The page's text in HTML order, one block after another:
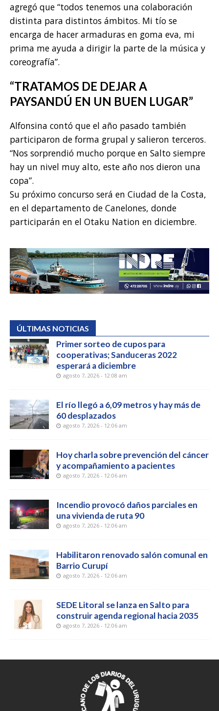
agregó que “todos tenemos una colaboración
distinta para distintos ámbitos. Mi tío se
encarga de hacer armaduras en goma eva, mi
prima me ayuda a dirigir la parte de la música y
coreografía”.
“TRATAMOS DE DEJAR A
PAYSANDÚ EN UN BUEN LUGAR”
Alfonsina contó que el año pasado también
participaron de forma grupal y salieron terceros.
“Nos sorprendió mucho porque en Salto siempre
hay un nivel muy alto, este año nos dieron una
copa”.
Su próximo concurso será en Ciudad de la Costa,
en el departamento de Canelones, donde
participarán en el Otaku Nation en diciembre.
ÚLTIMAS NOTICIAS
Primer sorteo de cupos para
cooperativas; Sanduceras 2022
esperará a diciembre
agosto 7, 2026 - 12:08 am
El río llegó a 6,09 metros y hay más de
60 desplazados
agosto 7, 2026 - 12:06 am
Hoy charla sobre prevención del cáncer
y acompañamiento a pacientes
agosto 7, 2026 - 12:06 am
Incendio provocó daños parciales en
una vivienda de ruta 90
agosto 7, 2026 - 12:06 am
Habilitaron renovado salón comunal en
Barrio Curupí
agosto 7, 2026 - 12:06 am
SEDE Litoral se lanza en Salto para
construir agenda regional hacia 2035
agosto 7, 2026 - 12:06 am